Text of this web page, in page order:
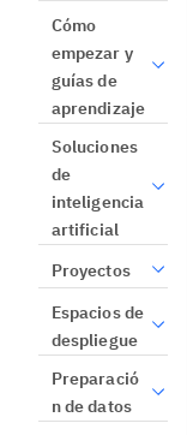
Cómo
empezar y
guías de
aprendizaje
Soluciones
de
inteligencia
artificial
Proyectos
Espacios de
despliegue
Preparació
n de datos